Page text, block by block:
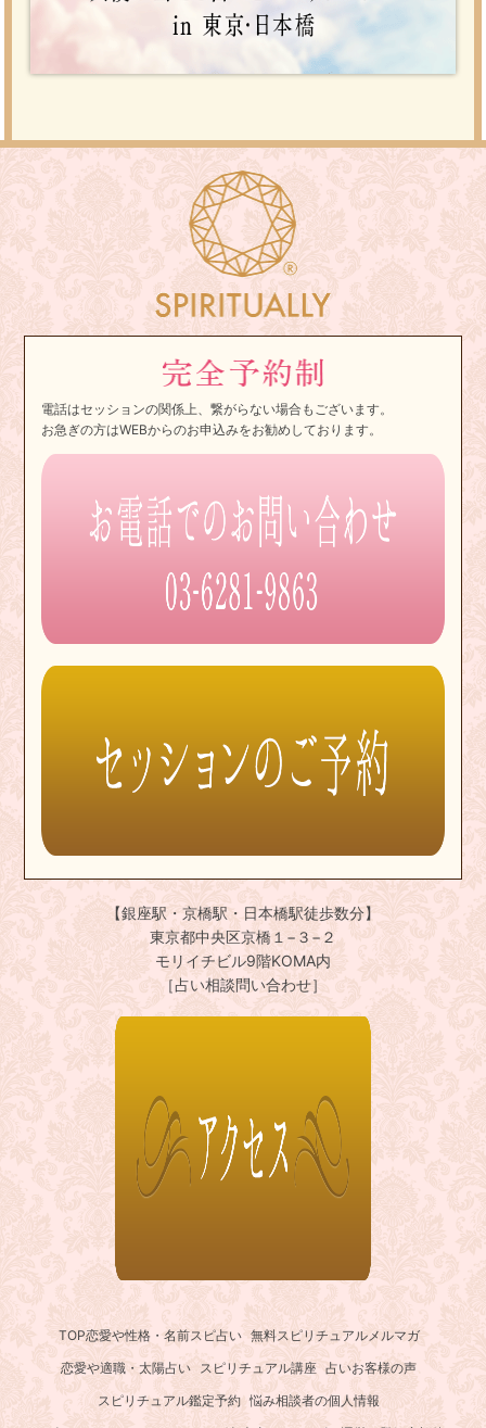
電話はセッションの関係上、繋がらない場合もございます。
お急ぎの方はWEBからのお申込みをお勧めしております。
【銀座駅・京橋駅・日本橋駅徒歩数分】
東京都中央区京橋１−３−２
モリイチビル9階KOMA内
［占い相談問い合わせ］
TOP恋愛や性格・名前スピ占い 無料スピリチュアルメルマガ
恋愛や適職・太陽占い
スピリチュアル講座 占いお客様の声
スピリチュアル鑑定予約 悩み相談者の個人情報